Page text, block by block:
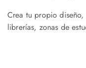
Crea tu propio diseño,
librerías, zonas de